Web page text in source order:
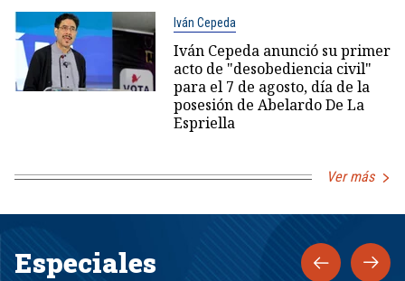
Iván Cepeda
Iván Cepeda anunció su primer
acto de "desobediencia civil"
para el 7 de agosto, día de la
posesión de Abelardo De La
Espriella
Ver más
Especiales